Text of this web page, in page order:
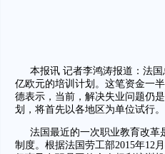
本报讯 记者李鸿涛报道：法
亿欧元的培训计划。这笔资金一
德表示，当前，解决失业问题仍
划，将首先以各地区为单位试行。
法国最近的一次职业教育改革
制度。根据法国劳工部2015年12